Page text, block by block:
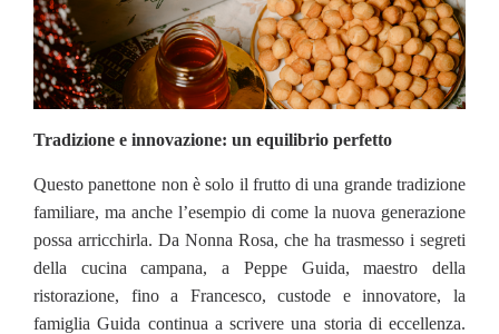
Tradizione e innovazione: un equilibrio perfetto
Questo panettone non è solo il frutto di una grande tradizione
familiare, ma anche l’esempio di come la nuova generazione
possa arricchirla. Da Nonna Rosa, che ha trasmesso i segreti
della cucina campana, a Peppe Guida, maestro della
ristorazione, fino a Francesco, custode e innovatore, la
famiglia Guida continua a scrivere una storia di eccellenza.